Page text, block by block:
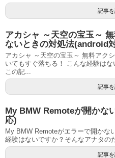
記事
アカシャ ～天空の宝玉～
ないときの対処法(android
アカシャ ～天空の宝玉～ 無料アク
いてもすぐ落ちる！ こんな経験は
この記...
記事
My BMW Remoteが開かな
応)
My BMW Remoteがエラーで開かな
経験はないですか？そんなアナタの
記事